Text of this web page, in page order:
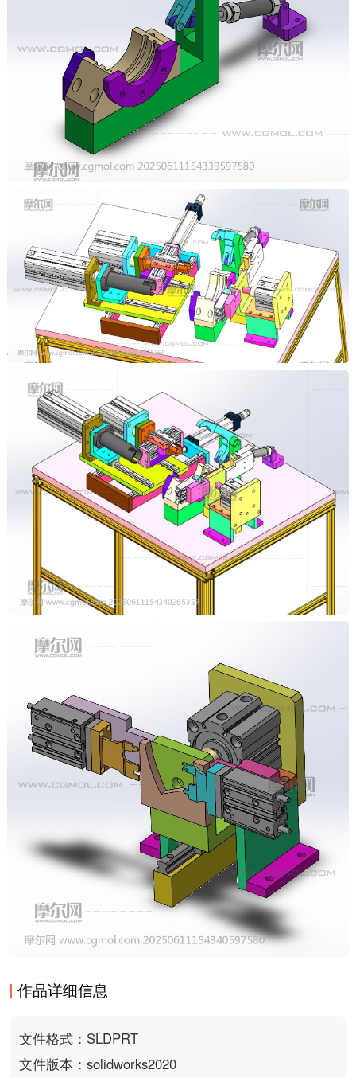
作品详细信息
文件格式：SLDPRT
文件版本：solidworks2020